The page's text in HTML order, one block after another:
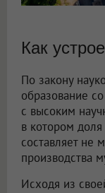
Как
По закону
образование
с высоким
в котором
составляет не
производства
Исходя из